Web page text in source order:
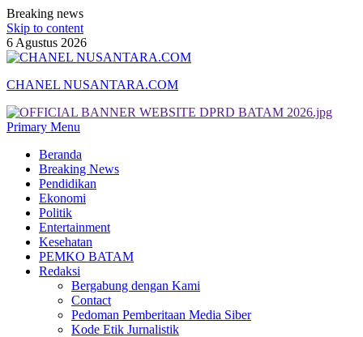
Breaking news
Skip to content
6 Agustus 2026
CHANEL NUSANTARA.COM
Primary Menu
Beranda
Breaking News
Pendidikan
Ekonomi
Politik
Entertainment
Kesehatan
PEMKO BATAM
Redaksi
Bergabung dengan Kami
Contact
Pedoman Pemberitaan Media Siber
Kode Etik Jurnalistik